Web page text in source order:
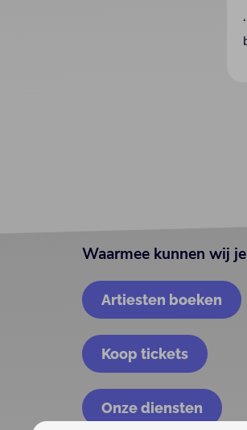
‘
Waarmee kunnen wij
Artiesten boeken
Koop tickets
Onze diensten